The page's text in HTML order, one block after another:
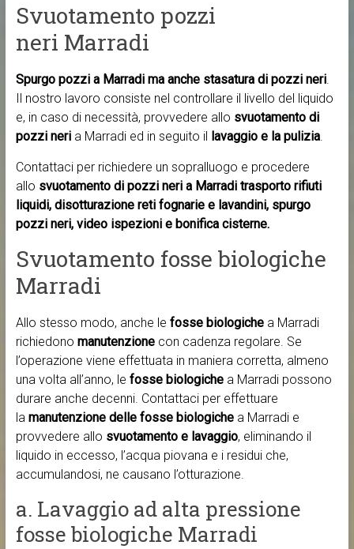
Svuotamento pozzi
neri Marradi
Spurgo pozzi a Marradi ma anche stasatura di pozzi neri.
Il nostro lavoro consiste nel controllare il livello del liquido
e, in caso di necessità, provvedere allo svuotamento di
pozzi neria Marradi ed in seguito il lavaggio e la pulizia.
Contattaci per richiedere un sopralluogo e procedere
allo svuotamento di pozzi neri a Marradi trasporto rifiuti
liquidi, disotturazione reti fognarie e lavandini, spurgo
pozzi neri, video ispezioni e bonifica cisterne.
Svuotamento fosse biologiche
Marradi
Allo stesso modo, anche le fosse biologichea Marradi
richiedono manutenzionecon cadenza regolare. Se
l’operazione viene effettuata in maniera corretta, almeno
una volta all’anno, le fosse biologichea Marradi possono
durare anche decenni. Contattaci per effettuare
la manutenzione delle fosse biologichea Marradi e
provvedere allo svuotamento e lavaggio, eliminando il
liquido in eccesso, l’acqua piovana e i residui che,
accumulandosi, ne causano l’otturazione.
a. Lavaggio ad alta pressione
fosse biologiche Marradi